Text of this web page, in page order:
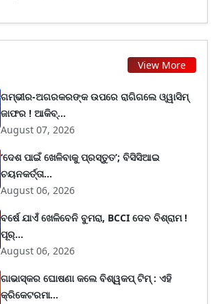
View More
ଗମ୍ଭୀର-ଅଗରକରଙ୍କ ଉପରେ ରାଗିଗଲେ ଓ୍ୱାସିମ୍
ଜାଫର ! ଆକିବ୍...
August 07, 2026
‘ଦେଶ ପାଇଁ ଖେଳିବାକୁ ପ୍ରସ୍ତୁତ’; ବିସିସିଆଇ
ଚୟନକର୍ତ୍ତା...
August 06, 2026
ବର୍ଷେ ଯାଏଁ ଖେଳିବେନି ବୁମରା, BCCI ଦେବ ବିଶ୍ରାମ !
ପୂର୍...
August 06, 2026
ଗାଭାସ୍କର ଘୋଷଣା କଲେ ବିଶ୍ୱକପ୍ ଟିମ୍ : ଏହି
କ୍ରିକେଟରମା...